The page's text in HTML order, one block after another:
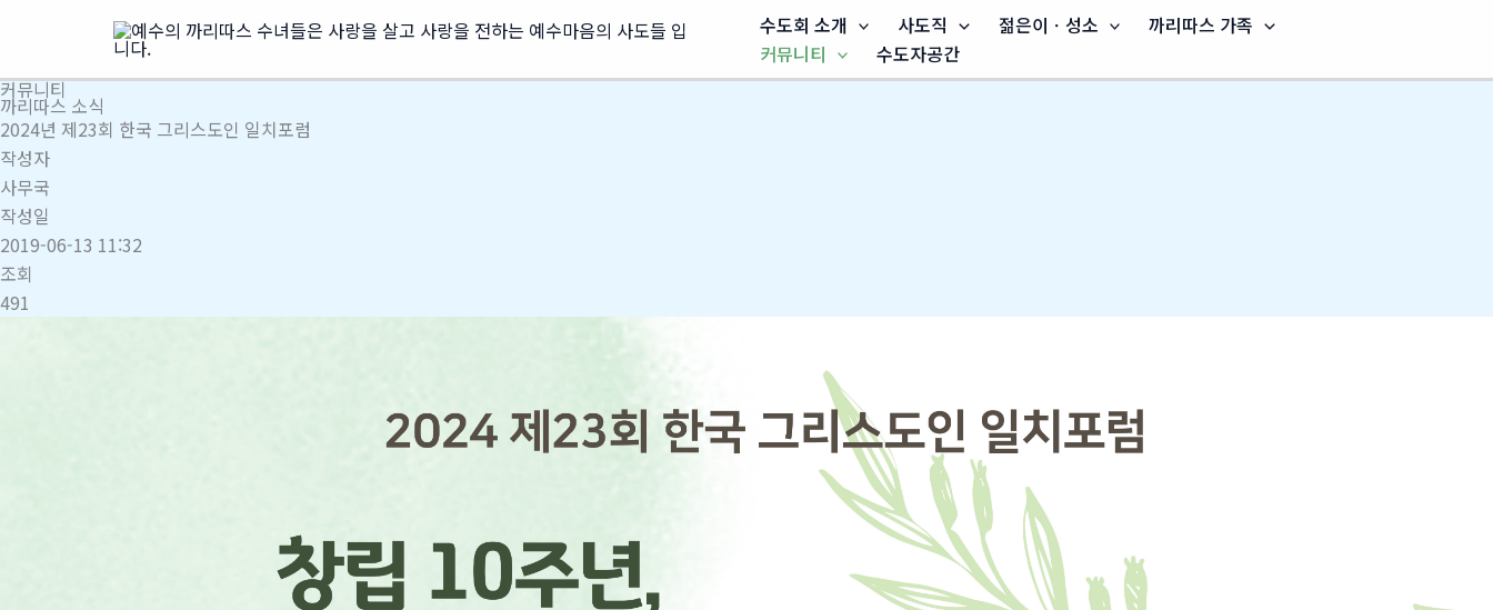
츠
로
건
너
뛰
기
수도회 소개 사도직 젊은이ㆍ성소
까리따스 가족
커뮤니티
수도자공간
커뮤니티
까리따스 소식
2024년 제23회 한국 그리스도인 일치포럼
작성자
사무국
작성일
2019-06-13 11:32
조회
491